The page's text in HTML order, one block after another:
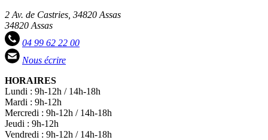
2 Av. de Castries, 34820 Assas
34820 Assas
04 99 62 22 00
Nous écrire
HORAIRES
Lundi : 9h-12h / 14h-18h
Mardi : 9h-12h
Mercredi : 9h-12h / 14h-18h
Jeudi : 9h-12h
Vendredi : 9h-12h / 14h-18h